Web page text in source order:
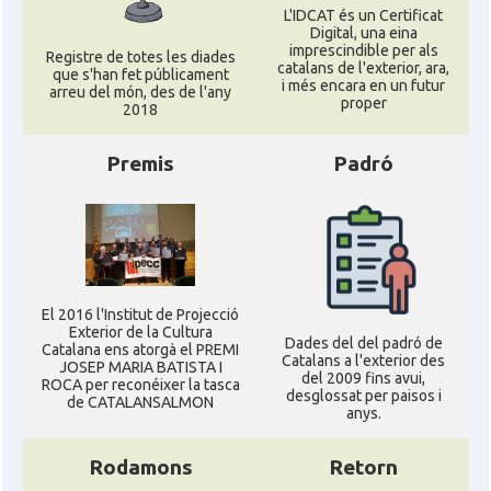
Registre de totes les diades
que s'han fet públicament
arreu del món, des de l'any
2018
L'IDCAT és un Certificat
Digital, una eina
imprescindible per als
catalans de l'exterior, ara,
i més encara en un futur
proper
Premis
El 2016 l'Institut de Projecció
Exterior de la Cultura
Catalana ens atorgà el PREMI
JOSEP MARIA BATISTA I
ROCA per reconéixer la tasca
de CATALANSALMON
Padró
Dades del del padró de
Catalans a l'exterior des
del 2009 fins avui,
desglossat per paisos i
anys.
Rodamons Retorn